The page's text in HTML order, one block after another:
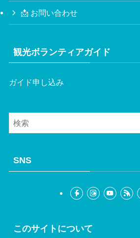
📩 お問い合わせ
観光ボランティアガイド
ガイド申し込み
SNS
このサイトについて